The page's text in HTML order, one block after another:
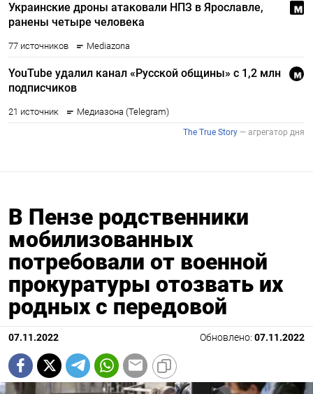
В Пензе родственники
мобилизованных
потребовали от военной
прокуратуры отозвать их
родных с передовой
07.11.2022 Обновлено: 07.11.2022